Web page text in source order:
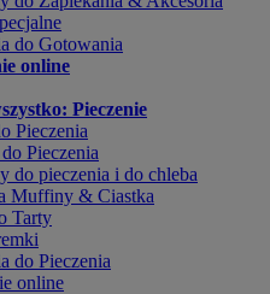
do Gotowania
online
Pieczenie
Pieczenia
Pieczenia
do pieczenia i do chleba
Muffiny & Ciastka
Tarty
do Pieczenia
online